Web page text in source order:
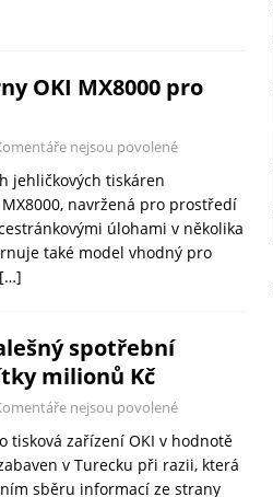
OKI MX8000 pro
nejsou povolené
jehličkových tiskáren
navržená pro prostředí
úlohami v několika
také model vhodný pro
[…]
spotřební
milionů Kč
nejsou povolené
tisková zařízení OKI v hodnotě
v Turecku při razii, která
sběru informací ze strany